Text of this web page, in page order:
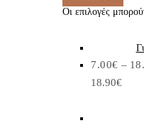
Οι επιλογές
7.00€ –
18.90€